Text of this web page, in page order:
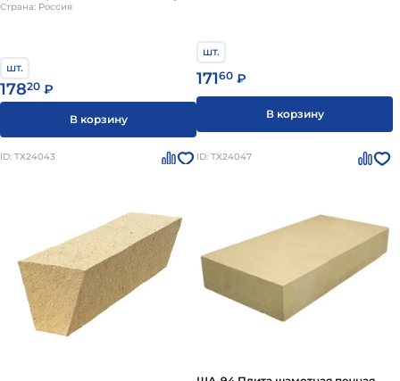
Страна: Россия
шт.
17820 ₽
В корзину
шт.
17160 ₽
В корзину
ID: ТХ24043 ID: ТХ24047